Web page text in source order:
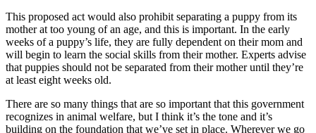
This proposed act would also prohibit separating a puppy from its
mother at too young of an age, and this is important. In the early
weeks of a puppy’s life, they are fully dependent on their mom and
will begin to learn the social skills from their mother. Experts advise
that puppies should not be separated from their mother until they’re
at least eight weeks old.
There are so many things that are so important that this government
recognizes in animal welfare, but I think it’s the tone and it’s
building on the foundation that we’ve set in place. Wherever we go